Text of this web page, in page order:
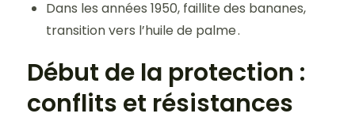
Dans les années 1950, faillite des bananes,
transition vers l’huile de palme .
Début de la protection :
conflits et résistances